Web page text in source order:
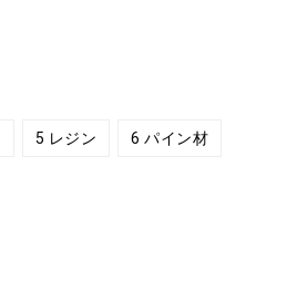
5 レジン 6 パイン材